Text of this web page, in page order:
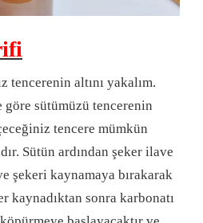
tencerenin altını yakalım.
sütümüzü tencerenin
tencere mümkün
Sütün ardından şeker ilave
şekeri kaynamaya bırakarak
kaynadıktan sonra karbonatı